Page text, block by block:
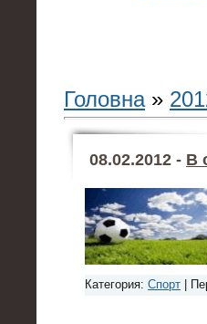
Головна»
08.02.2012 - В
Категория: Спорт |